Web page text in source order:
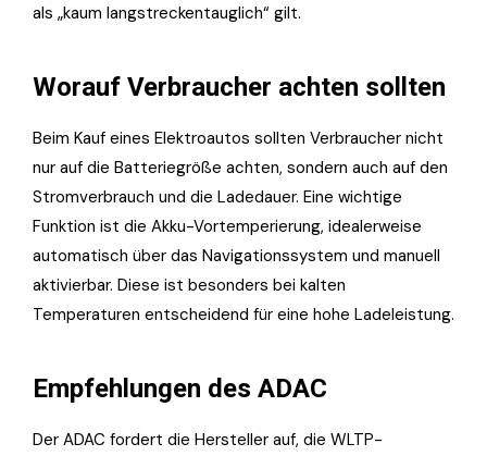
als „kaum langstreckentauglich“ gilt.
Worauf Verbraucher achten sollten
Beim Kauf eines Elektroautos sollten Verbraucher nicht
nur auf die Batteriegröße achten, sondern auch auf den
Stromverbrauch und die Ladedauer. Eine wichtige
Funktion ist die Akku-Vortemperierung, idealerweise
automatisch über das Navigationssystem und manuell
aktivierbar. Diese ist besonders bei kalten
Temperaturen entscheidend für eine hohe Ladeleistung.
Empfehlungen des ADAC
Der ADAC fordert die Hersteller auf, die WLTP-